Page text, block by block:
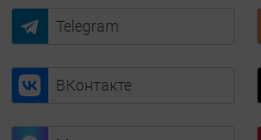
Telegram
ВКонтакте